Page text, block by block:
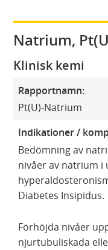
Natrium,
Klinisk kemi
Rapportnamn:
Pt(U)-Natrium
Indikationer /
Bedömning av
nivåer av natrium i
Diabetes Insipidus.
Förhöjda nivåer
njurtubuliskada